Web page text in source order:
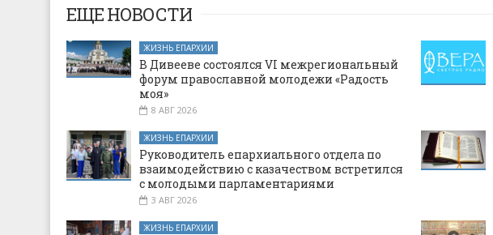
ЕЩЕ НОВОСТИ
ЖИЗНЬ ЕПАРХИИ
В Дивееве состоялся VI межрегиональный
форум православной молодежи «Радость
моя»
8 АВГ 2026
ЖИЗНЬ ЕПАРХИИ
Руководитель епархиального отдела по
взаимодействию с казачеством встретился
с молодыми парламентариями
3 АВГ 2026
ЖИЗНЬ ЕПАРХИИ